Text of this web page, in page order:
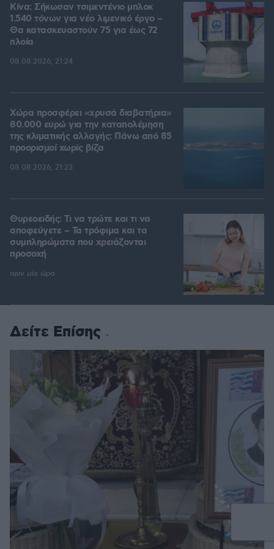
Κίνα: Σήκωσαν τσιμεντένιο μπλοκ
1.540 τόνων για νέο λιμενικό έργο –
Θα κατασκευαστούν 75 για έως 72
πλοία
08.08.2026, 21:24
Χώρα προσφέρει «χρυσά διαβατήρια»
80.000 ευρώ για την καταπολέμηση
της κλιματικής αλλαγής: Πάνω από 85
προορισμοί χωρίς βίζα
08.08.2026, 21:23
Θυρεοειδής: Τι να τρώτε και τι να
αποφεύγετε – Τα τρόφιμα και τα
συμπληρώματα που χρειάζονται
προσοχή
πριν μία ώρα
Δείτε Επίσης